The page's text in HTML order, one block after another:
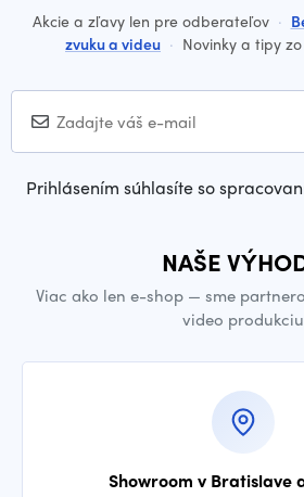
Akcie a zľavy len pre odberateľov ·
zvuku a videu · Novinky a tipy
Prihlásením súhlasíte so
NAŠE
Viac ako len e-shop — sme
video produkciu
Showroom v Bratislave